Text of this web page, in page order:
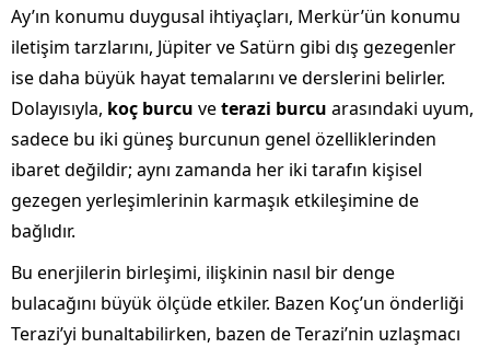
Ay’ın konumu duygusal ihtiyaçları, Merkür’ün konumu
iletişim tarzlarını, Jüpiter ve Satürn gibi dış gezegenler
ise daha büyük hayat temalarını ve derslerini belirler.
Dolayısıyla, koç burcu veterazi burcu arasındaki uyum,
sadece bu iki güneş burcunun genel özelliklerinden
ibaret değildir; aynı zamanda her iki tarafın kişisel
gezegen yerleşimlerinin karmaşık etkileşimine de
bağlıdır.
Bu enerjilerin birleşimi, ilişkinin nasıl bir denge
bulacağını büyük ölçüde etkiler. Bazen Koç’un önderliği
Terazi’yi bunaltabilirken, bazen de Terazi’nin uzlaşmacı